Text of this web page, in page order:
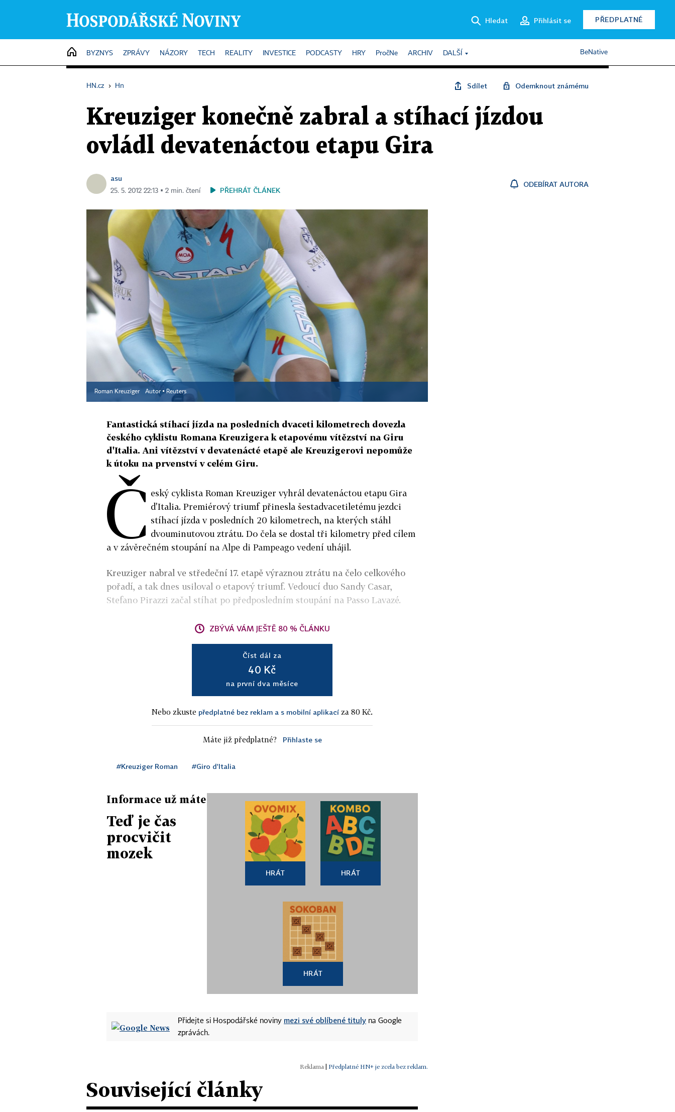
Hledat Přihlásit se PŘEDPLATNÉ
HOME
BYZNYS ZPRÁVY NÁZORY TECH REALITY INVESTICE PODCASTY HRY PročNe ARCHIV DALŠÍ BeNative
HN.cz › Hn Sdílet Odemknout známému
Kreuziger konečně zabral a stíhací jízdou
ovládl devatenáctou etapu Gira
asu
25. 5. 2012 22:13 ▪ 2 min. čtení PŘEHRÁT ČLÁNEK
ODEBÍRAT AUTORA
Roman Kreuziger Autor ▪ Reuters
Fantastická stíhací jízda na posledních dvaceti kilometrech dovezla
českého cyklistu Romana Kreuzigera k etapovému vítězství na Giru
d'Italia. Ani vítězství v devatenácté etapě ale Kreuzigerovi nepomůže
k útoku na prvenství v celém Giru.
Č eský cyklista Roman Kreuziger vyhrál devatenáctou etapu Gira
d'Italia. Premiérový triumf přinesla šestadvacetiletému jezdci
stíhací jízda v posledních 20 kilometrech, na kterých stáhl
dvouminutovou ztrátu. Do čela se dostal tři kilometry před cílem
a v závěrečném stoupání na Alpe di Pampeago vedení uhájil.
Kreuziger nabral ve středeční 17. etapě výraznou ztrátu na čelo celkového
pořadí, a tak dnes usiloval o etapový triumf. Vedoucí duo Sandy Casar,
Stefano Pirazzi začal stíhat po předposledním stoupání na Passo Lavazé.
ZBÝVÁ VÁM JEŠTĚ 80 % ČLÁNKU
Číst dál za
40 Kč
na první dva měsíce
Nebo zkuste předplatné bez reklam a s mobilní aplikací za 80 Kč.
Máte již předplatné? Přihlaste se
#Kreuziger Roman #Giro d'Italia
Informace už máte
Teď je čas
procvičit
mozek
HRÁT HRÁT
HRÁT
Přidejte si Hospodářské noviny mezi své oblíbené tituly na Google
zprávách.
| Předplatné HN+ je zcela bez reklam.
Související články